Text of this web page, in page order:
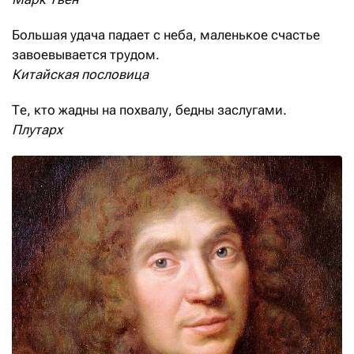
Большая удача падает с неба, маленькое счастье
завоевывается трудом.
Китайская пословица
Те, кто жадны на похвалу, бедны заслугами.
Плутарх